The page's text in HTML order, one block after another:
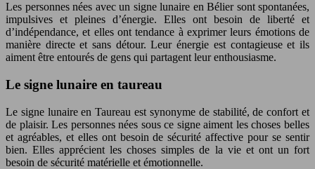
Les personnes nées avec un signe lunaire en Bélier sont spontanées,
impulsives et pleines d’énergie. Elles ont besoin de liberté et
d’indépendance, et elles ont tendance à exprimer leurs émotions de
manière directe et sans détour. Leur énergie est contagieuse et ils
aiment être entourés de gens qui partagent leur enthousiasme.
Le signe lunaire en taureau
Le signe lunaire en Taureau est synonyme de stabilité, de confort et
de plaisir. Les personnes nées sous ce signe aiment les choses belles
et agréables, et elles ont besoin de sécurité affective pour se sentir
bien. Elles apprécient les choses simples de la vie et ont un fort
besoin de sécurité matérielle et émotionnelle.